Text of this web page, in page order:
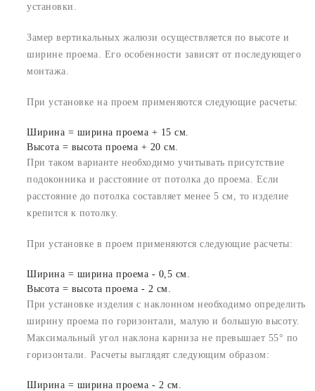
установки.
Замер вертикальных жалюзи осуществляется по высоте и
ширине проема. Его особенности зависят от последующего
монтажа.
При установке на проем применяются следующие расчеты:
Ширина = ширина проема + 15 см.
Высота = высота проема + 20 см.
При таком варианте необходимо учитывать присутствие
подоконника и расстояние от потолка до проема. Если
расстояние до потолка составляет менее 5 см, то изделие
крепится к потолку.
При установке в проем применяются следующие расчеты:
Ширина = ширина проема - 0,5 см.
Высота = высота проема - 2 см.
При установке изделия с наклонном необходимо определить
ширину проема по горизонтали, малую и большую высоту.
Максимальный угол наклона карниза не превышает 55° по
горизонтали. Расчеты выглядят следующим образом:
Ширина = ширина проема - 2 см.